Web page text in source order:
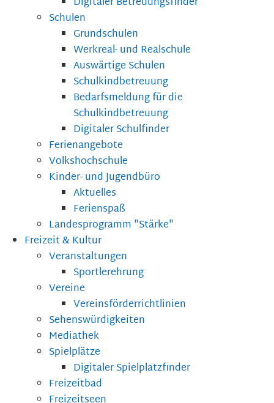
Schulen
Grundschulen
Werkreal- und Realschule
Auswärtige Schulen
Schulkindbetreuung
Bedarfsmeldung für die
Schulkindbetreuung
Digitaler Schulfinder
Ferienangebote
Volkshochschule
Kinder- und Jugendbüro
Aktuelles
Ferienspaß
Landesprogramm "Stärke"
Freizeit & Kultur
Veranstaltungen
Sportlerehrung
Vereine
Vereinsförderrichtlinien
Sehenswürdigkeiten
Mediathek
Spielplätze
Digitaler Spielplatzfinder
Freizeitbad